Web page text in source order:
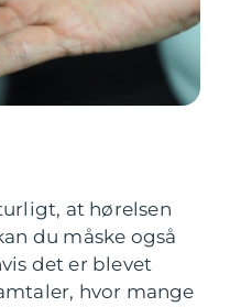
at hørelsen
du måske også
det er blevet
hvor mange